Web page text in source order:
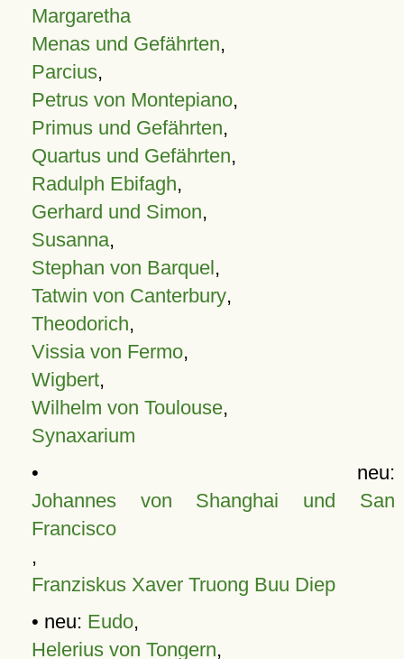
Margaretha
Menas und Gefährten,
Parcius,
Petrus von Montepiano,
Primus und Gefährten,
Quartus und Gefährten,
Radulph Ebifagh,
Gerhard und Simon,
Susanna,
Stephan von Barquel,
Tatwin von Canterbury,
Theodorich,
Vissia von Fermo,
Wigbert,
Wilhelm von Toulouse,
Synaxarium
• neu:
Johannes von Shanghai und San
Francisco
,
Franziskus Xaver Truong Buu Diep
• neu: Eudo,
Helerius von Tongern,